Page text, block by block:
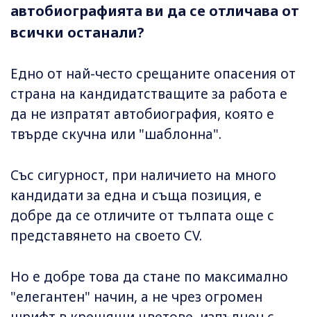
автобиографията ви да се отличава от
всички останали?
Едно от най-често срещаните опасения от
страна на кандидатстващите за работа е
да не изпратят автобиография, която е
твърде скучна или "шаблонна".
Със сигурност, при наличието на много
кандидати за една и съща позиция, е
добре да се отличите от тълпата още с
представянето на своето CV.
Но е добре това да стане по максимално
"елегантен" начин, а не чрез огромен